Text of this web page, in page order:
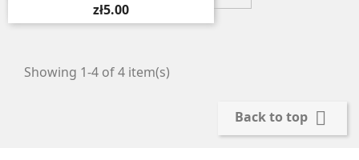
zł5.00
Showing 1-4 of 4 item(s)
Back to top 